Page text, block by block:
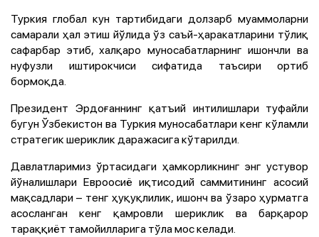
Туркия глобал кун тартибидаги долзарб муаммоларни
самарали ҳал этиш йўлида ўз саъй-ҳаракатларини тўлиқ
сафарбар этиб, халқаро муносабатларнинг ишончли ва
нуфузли иштирокчиси сифатида таъсири ортиб
бормоқда.
Президент Эрдоғаннинг қатъий интилишлари туфайли
бугун Ўзбекистон ва Туркия муносабатлари кенг кўламли
стратегик шериклик даражасига кўтарилди.
Давлатларимиз ўртасидаги ҳамкорликнинг энг устувор
йўналишлари Евроосиё иқтисодий саммитининг асосий
мақсадлари – тенг ҳуқуқлилик, ишонч ва ўзаро ҳурматга
асосланган кенг қамровли шериклик ва барқарор
тараққиёт тамойилларига тўла мос келади.